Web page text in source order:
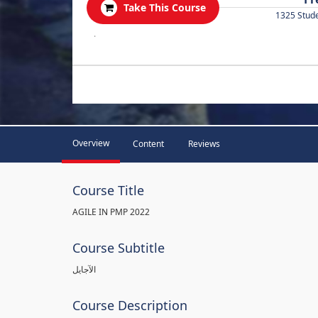
Take This Course
1325
.
Overview Content Reviews
Course Title
AGILE IN PMP 2022
Course Subtitle
الآجايل
Course Description